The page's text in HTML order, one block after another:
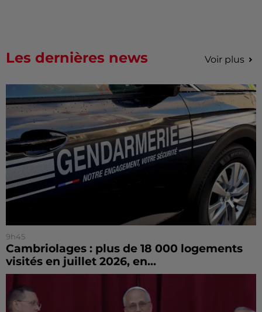
Les dernières news Voir plus
9h45
Cambriolages : plus de 18 000 logements
visités en juillet 2026, en...